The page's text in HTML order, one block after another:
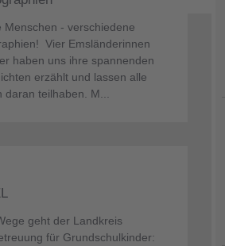
Menschen - verschiedene
Vier Emsländerinnen
haben uns ihre spannenden
erzählt und lassen alle
teilhaben. M...
geht der Landkreis
für Grundschulkinder: